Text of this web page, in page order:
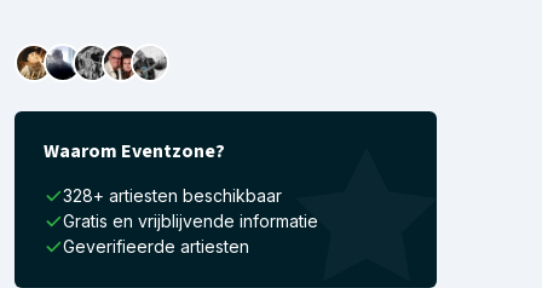
Waarom Eventzone?
328+ artiesten beschikbaar
Gratis en vrijblijvende informatie
Geverifieerde artiesten